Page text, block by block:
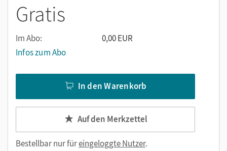
Gratis
Im Abo:
0,00 EUR
Infos zum Abo
In den Warenkorb
Auf den Merkzettel
Bestellbar nur füreingeloggte Nutzer.